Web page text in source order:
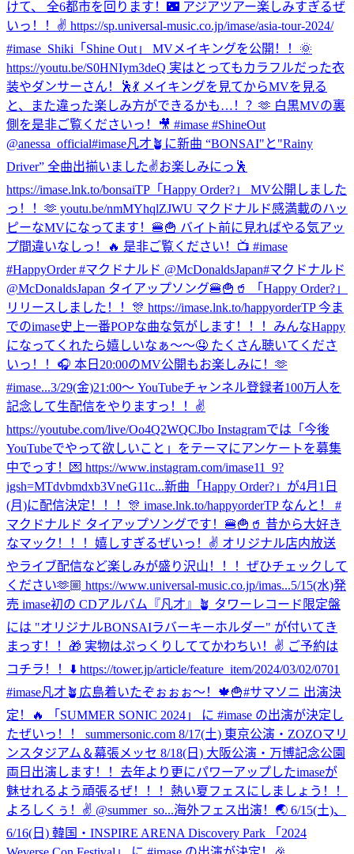
けて、 全6都市を回ります！🌃 アジアツアー楽しみすぎるぜ
いっ！！✌️ https://sp.universal-music.co.jp/imase/asia-tour-2024/
#imase_Shiki 「Shine Out」 MVメイキングを公開！！🌞
https://youtu.be/S0HNIym3deQ 実はとってもカラフルだった衣
装やダンサーさん！🕺💃 メイキングを見てからMVを見る
と、また違った楽しみ方ができるかも…！？🫶 白黒MVの裏
側を是非ご覧くださいっ！🎥 #imase #ShineOut
@anessa_official#imase凡才🪴に新曲 “BONSAI"と"Rainy
Driver” 全曲出揃いました✌️お楽しみにっ🕺
https://imase.lnk.to/bonsaiTP 「Happy Order?」 MV公開しました
っ！！🫶 youtu.be/nmMYhqlZJWU マクドナルド感満載のハッ
ピーなMVになってます！🍔🍟 バイト前に見ればやる気アッ
プ間違いなしっ！🔥 是非ご覧ください！📺 #imase
#HappyOrder #マクドナルド @McDonaldsJapan#マクドナルド
@McDonaldsJapan タイアップソング🍔🍟🥤 「Happy Order?」
リリースしました！！🎊 https://imase.lnk.to/happyorderTP 今ま
でのimase史上一番POPな曲な気がします！！！みんなHappy
になってくれたら嬉しいなぁ〜〜🤤 たくさん聴いてくださ
いっ！！🎧 本日20:00のMV公開もお楽しみに！🫶
#imase...3/29(金)21:00〜 YouTubeチャンネル登録者100万人を
記念して生配信をやりますっ！！✌️
https://youtube.com/live/Oo4Q2WQCJbo Instagramでは「今後
YouTubeでやって欲しいこと」をテーマにアンケートを募集
中でっす！💌 https://www.instagram.com/imase11_9?
igsh=MTdvbmdxb3VneG11c...新曲「Happy Order?」が4月1日
(月)に配信決定！！！🎊 imase.lnk.to/happyorderTP なんと！ #
マクドナルド タイアップソングです！🍔🍟🥤 昔から大好き
なマック！！！嬉しすぎるぜいっ！✌️ オリジナル店内放送
やライブ配信など楽しみが盛り沢山！！！ぜひチェックして
ください🫶🏼 https://www.universal-music.co.jp/imas...5/15(水)発
売 imase初の CDアルバム『凡才』🪴 タワーレコード限定盤
には "オリジナルBONSAIラバーキーホルダー" が付いてき
まっす！！🎁 実物はぷっくりしててかわちい！✌️ ご予約は
コチラ！！⬇️ https://tower.jp/article/feature_item/2024/03/02/0701
#imase凡才🪴 広島着いたぞぉぉぉ〜！🍁🍟#サマソニ 出演決
定！🔥 「SUMMER SONIC 2024」 に #imase の出演が決定し
たぜいっ！！ summersonic.com 8/17(土) 東京公演・ZOZOマリ
ンスタジアム＆幕張メッセ 8/18(日) 大阪公演・万博記念公園
両日出演します！！去年より更にパワーアップしたimaseが
魅せれるよう頑張るぜ！！！熱い夏フェスにしましょう！！
よろしくぅ！✌️ @summer_so...海外フェス出演！🌏 6/15(土)、
6/16(日) 韓国・INSPIRE ARENA Discovery Park 「2024